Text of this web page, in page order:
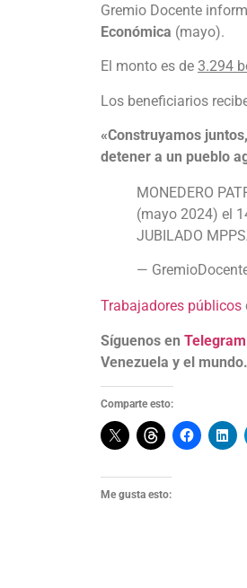
Gremio Docente
Económica (mayo).
El monto es de 3.294
Los beneficiarios
«Construyamos
detener a un pueblo
MONEDERO
(mayo 2024) el
JUBILADO
—
Trabajadores públicos
Síguenos en Telegram
Venezuela y el mundo.
Comparte esto:
Me gusta esto: